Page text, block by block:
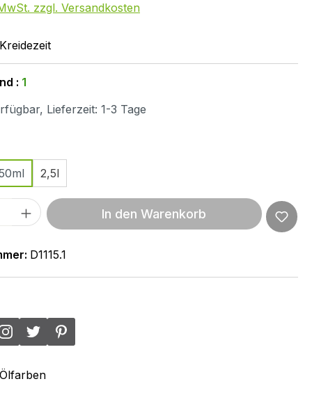
zzgl. Versandkosten
Kreidezeit
: 1
Lieferzeit: 1-3 Tage
2,5l
Gib den gewünschten Wert
In den Warenkorb
D1115.1